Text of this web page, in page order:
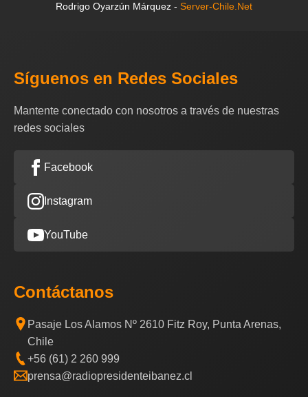
Rodrigo Oyarzún Márquez - Server-Chile.Net
Síguenos en Redes Sociales
Mantente conectado con nosotros a través de nuestras
redes sociales
Facebook
Instagram
YouTube
Contáctanos
Pasaje Los Alamos Nº 2610 Fitz Roy, Punta Arenas,
Chile
+56 (61) 2 260 999
prensa@radiopresidenteibanez.cl